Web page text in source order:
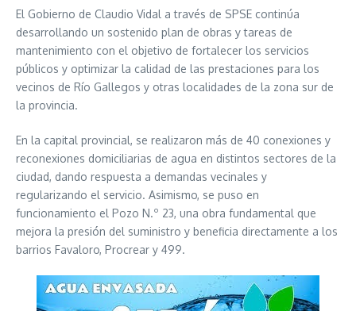
El Gobierno de Claudio Vidal a través de SPSE continúa
desarrollando un sostenido plan de obras y tareas de
mantenimiento con el objetivo de fortalecer los servicios
públicos y optimizar la calidad de las prestaciones para los
vecinos de Río Gallegos y otras localidades de la zona sur de
la provincia.
En la capital provincial, se realizaron más de 40 conexiones y
reconexiones domiciliarias de agua en distintos sectores de la
ciudad, dando respuesta a demandas vecinales y
regularizando el servicio. Asimismo, se puso en
funcionamiento el Pozo N.º 23, una obra fundamental que
mejora la presión del suministro y beneficia directamente a los
barrios Favaloro, Procrear y 499.